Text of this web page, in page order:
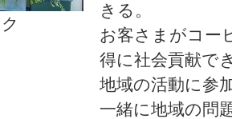
きる。
お客さまがコー
得に社会貢献で
地域の活動に参
一緒に地域の問